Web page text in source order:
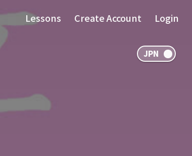
Lessons Create Account Login